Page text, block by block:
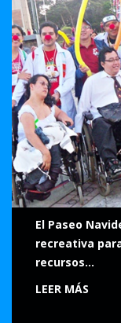
El Paseo
recreativa
recursos...
LEER MÁS